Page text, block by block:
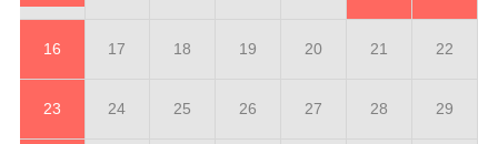
16 17 18 19 20 21 22
23 24 25 26 27 28 29